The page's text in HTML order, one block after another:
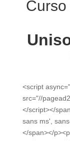
<script
src="//
</script></
sans ms',
</span></